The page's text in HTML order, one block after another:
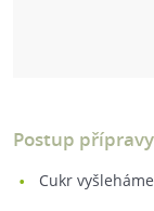
Postup
Cukr